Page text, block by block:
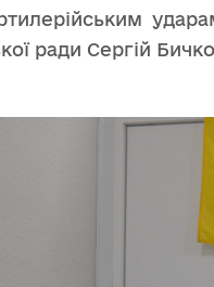
ради Сергій